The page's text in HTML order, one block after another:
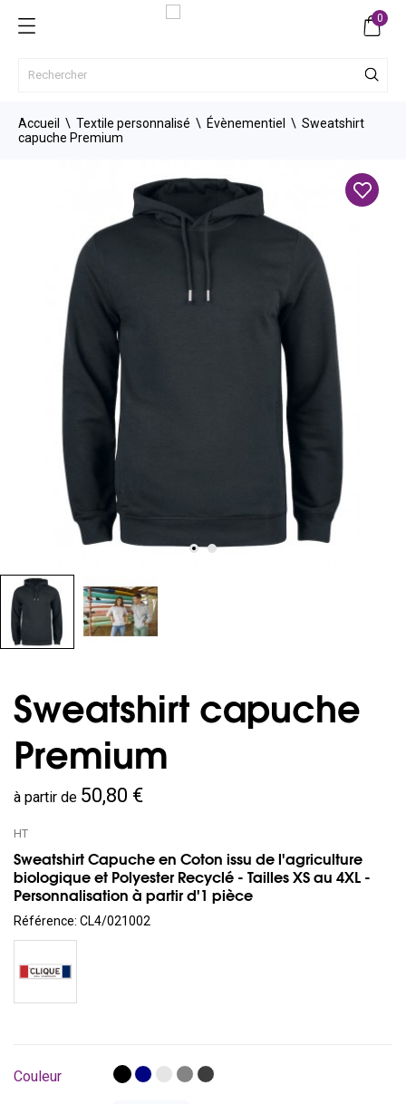
0
Accueil Textile personnalisé Évènementiel
Sweatshirt
capuche Premium
Sweatshirt capuche
Premium
à partir de 50,80 €
HT
Sweatshirt Capuche en Coton issu de l'agriculture
biologique et Polyester Recyclé - Tailles XS au 4XL -
Personnalisation à partir d'1 pièce
Référence: CL4/021002
Couleur NoirBleuGrisGrisGris